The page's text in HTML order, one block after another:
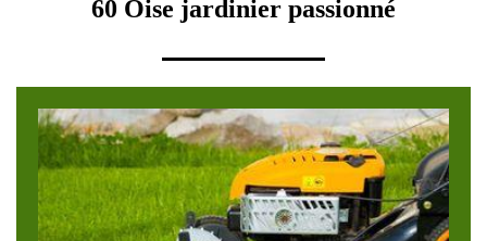
60 Oise jardinier passionné